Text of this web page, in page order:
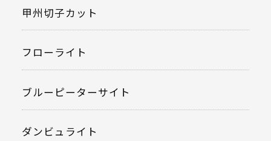
甲州切子カット
フローライト
ブルーピーターサイト
ダンビュライト